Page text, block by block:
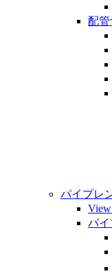
配管
パイプレ
パイ